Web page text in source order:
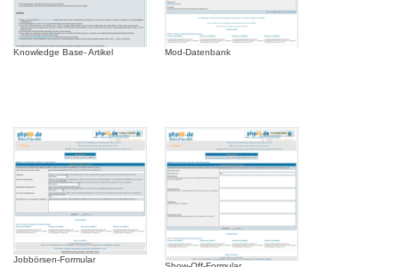
Knowledge Base- Artikel Mod-Datenbank
Jobbörsen-Formular